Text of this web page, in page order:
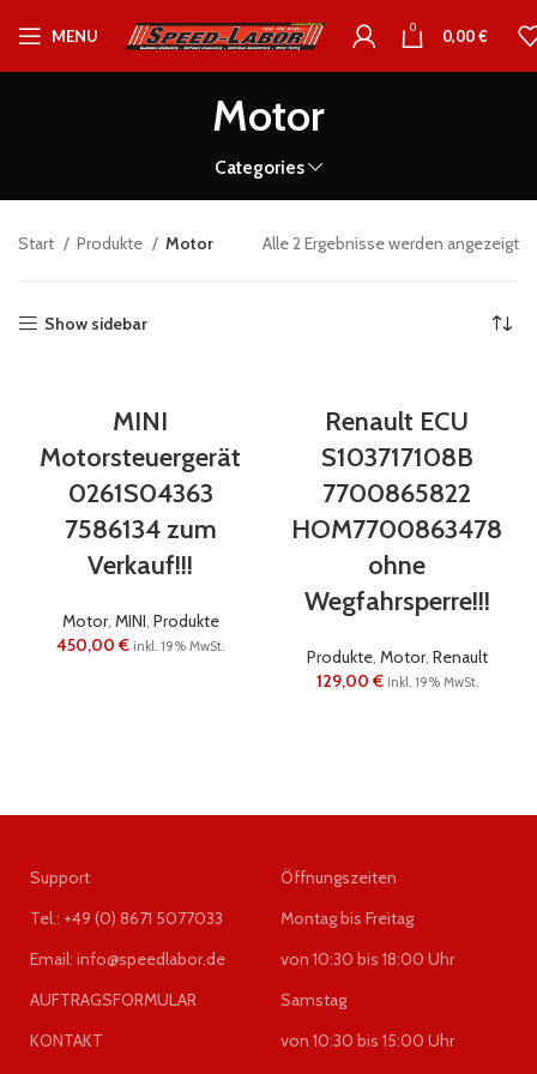
MENU 0 0,00€
Motor
Categories
Start Produkte Motor Alle 2 Ergebnisse werden angezeigt
Show sidebar
MINI
Motorsteuergerät
0261S04363
7586134 zum
Verkauf!!!
Motor, MINI, Produkte
450,00€ inkl. 19% MwSt.
Renault ECU
S103717108B
7700865822
HOM7700863478
ohne
Wegfahrsperre!!!
Produkte, Motor, Renault
129,00€ inkl. 19% MwSt.
Support
Tel.: +49 (0) 8671 5077033
Email: info@speedlabor.de
AUFTRAGSFORMULAR
KONTAKT
Öffnungszeiten
Montag bis Freitag
von 10:30 bis 18:00 Uhr
Samstag
von 10:30 bis 15:00 Uhr